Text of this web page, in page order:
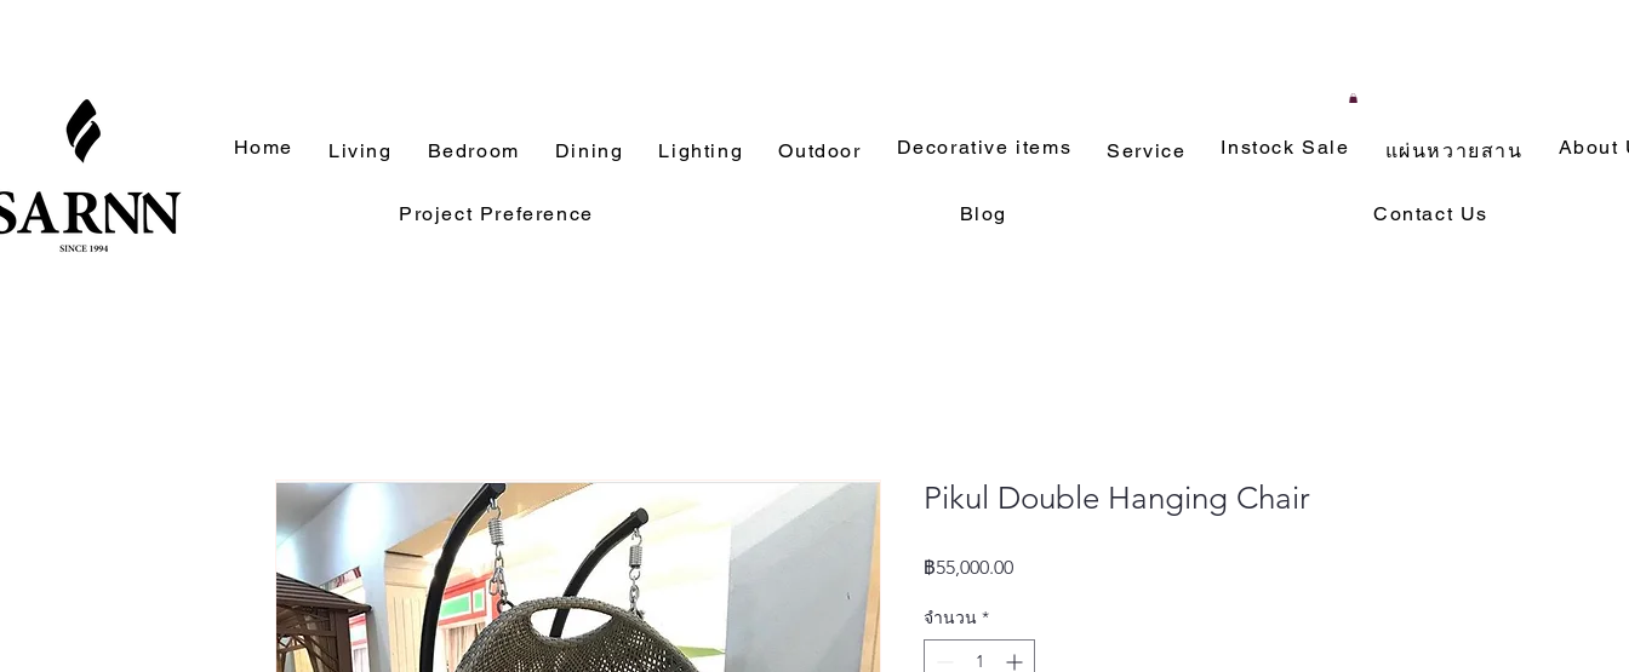
Home Living Bedroom Dining Lighting Outdoor Decorative items Service Instock Sale แผ่นหวายสาน About
Project Preference Blog Contact Us
Pikul Double Hanging Chair
฿55,000.00ราคา
จำนวน *